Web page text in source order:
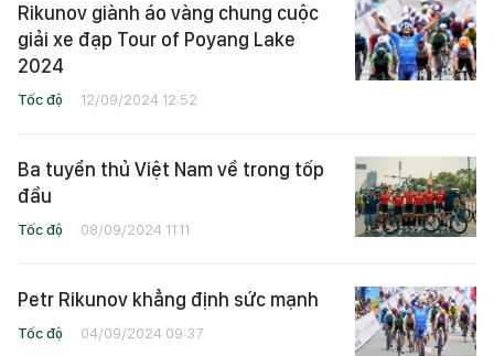
Rikunov giành áo vàng chung cuộc
giải xe đạp Tour of Poyang Lake
2024
Tốc độ 12/09/2024 12:52
Ba tuyển thủ Việt Nam về trong tốp
đầu
Tốc độ 08/09/2024 11:11
Petr Rikunov khẳng định sức mạnh
Tốc độ 04/09/2024 09:37